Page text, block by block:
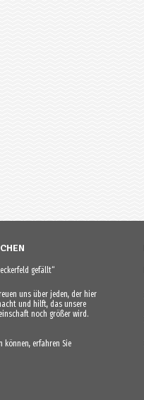
gefällt“
uns über jeden, der hier
und hilft, das unsere
noch größer wird.
können, erfahren Sie